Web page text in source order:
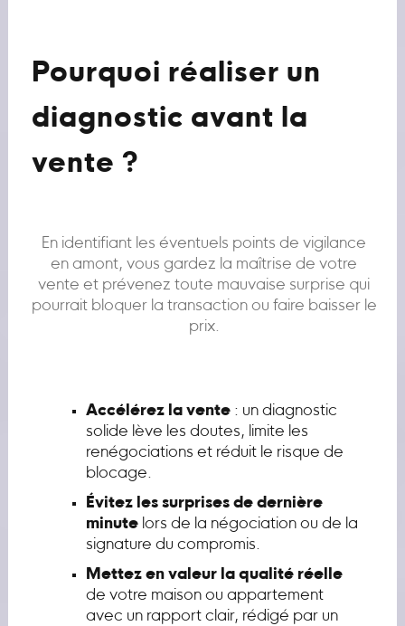
Pourquoi réaliser un
diagnostic avant la
vente ?
En identifiant les éventuels points de vigilance
en amont, vous gardez la maîtrise de votre
vente et prévenez toute mauvaise surprise qui
pourrait bloquer la transaction ou faire baisser le
prix.
Accélérez la vente: un diagnostic
solide lève les doutes, limite les
renégociations et réduit le risque de
blocage.
Évitez les surprises de dernière
minutelors de la négociation ou de la
signature du compromis.
Mettez en valeur la qualité réelle
de votre maison ou appartement
avec un rapport clair, rédigé par un